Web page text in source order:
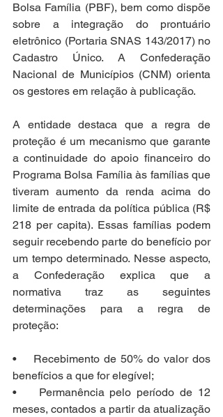
Bolsa Família (PBF), bem como dispõe
sobre a integração do prontuário
eletrônico (Portaria SNAS 143/2017) no
Cadastro Único. A Confederação
Nacional de Municípios (CNM) orienta
os gestores em relação à publicação.
A entidade destaca que a regra de
proteção é um mecanismo que garante
a continuidade do apoio financeiro do
Programa Bolsa Família às famílias que
tiveram aumento da renda acima do
limite de entrada da política pública (R$
218 per capita). Essas famílias podem
seguir recebendo parte do benefício por
um tempo determinado. Nesse aspecto,
a Confederação explica que a
normativa traz as seguintes
determinações para a regra de
proteção:
•    Recebimento de 50% do valor dos
benefícios a que for elegível;
•    Permanência pelo período de 12
meses, contados a partir da atualização